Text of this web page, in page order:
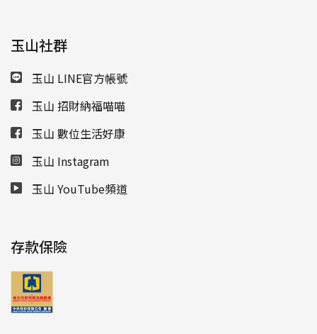
玉山社群
玉山 LINE官方帳號
玉山 招財納福喵喵
玉山 數位生活好康
玉山 Instagram
玉山 YouTube頻道
存款保險